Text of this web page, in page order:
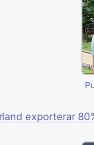
exporterar